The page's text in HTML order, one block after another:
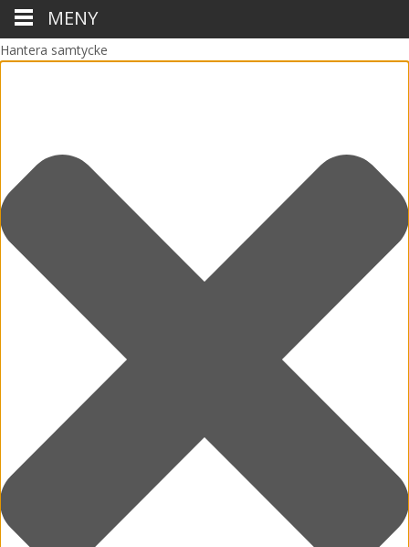
Hantera samtycke
MENY